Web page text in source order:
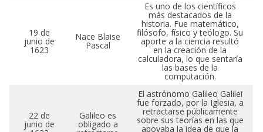
19 de
junio de
1623
Nace Blaise
Pascal
Es uno de los científicos
más destacados de la
historia. Fue matemático,
filósofo, físico y teólogo. Su
aporte a la ciencia resultó
en la creación de la
calculadora, lo que sentaría
las bases de la
computación.
22 de
junio de
Galileo es
obligado a
El astrónomo Galileo Galilei
fue forzado, por la Iglesia, a
retractarse públicamente
sobre sus teorías en las que
apoyaba la idea de que la